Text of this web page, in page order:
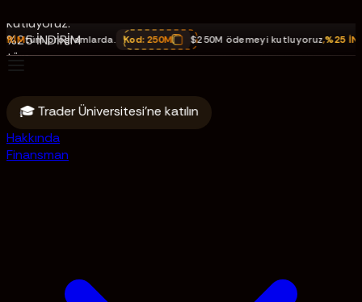
kutluyoruz.
%25 İNDİRİM
tüm
tüm programlarda. Kod:250M $250M ödemeyi kutluyoruz,%25
🎓 Trader Üniversitesi'ne katılın
Hakkında
Finansman